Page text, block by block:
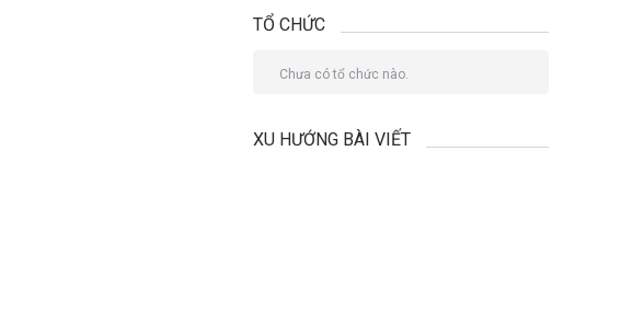
TỔ CHỨC
Chưa có tổ chức nào.
XU HƯỚNG BÀI VIẾT